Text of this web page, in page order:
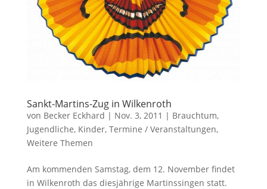
Sankt-Martins-Zug in Wilkenroth
von Becker Eckhard | Nov. 3, 2011 | Brauchtum,
Jugendliche, Kinder, Termine / Veranstaltungen,
Weitere Themen
Am kommenden Samstag, dem 12. November findet
in Wilkenroth das diesjährige Martinssingen statt.